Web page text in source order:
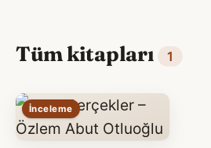
Tüm kitapları 1
İnceleme